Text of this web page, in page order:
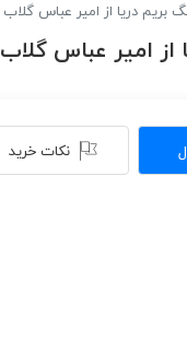
بریم دریا از امیر عباس گلاب
از امیر عباس گلاب
نکات خرید